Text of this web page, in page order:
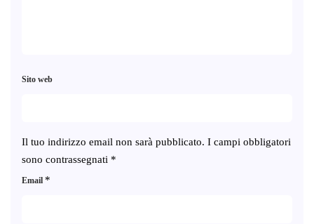
Il tuo indirizzo email non sarà pubblicato. I campi obbligatori
sono contrassegnati *
Email *
Sito web